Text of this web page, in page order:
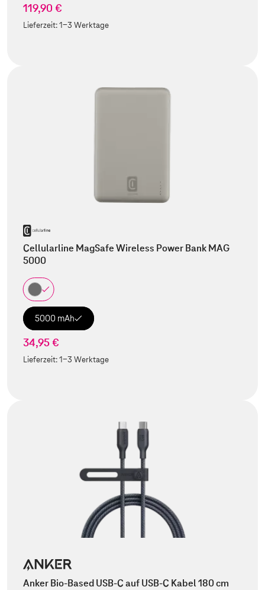
119,90 €
Lieferzeit:1-3 Werktage
Cellularline MagSafe Wireless Power Bank MAG
5000
5000 mAh
34,95 €
Lieferzeit:1-3 Werktage
Anker Bio-Based USB-C auf USB-C Kabel 180 cm